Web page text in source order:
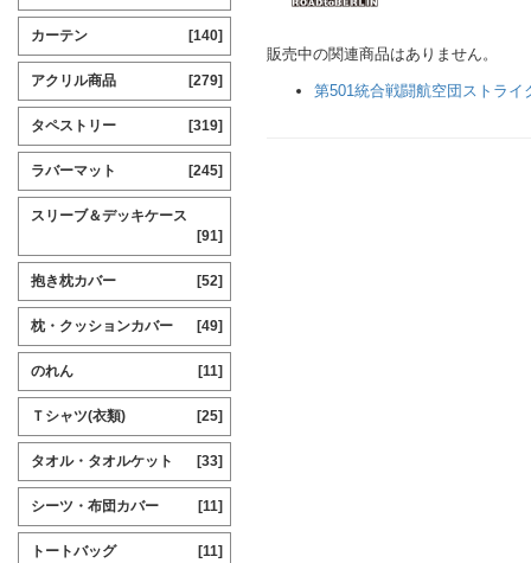
販売中の関連商品はありません。
第501統合戦闘航空団ストラ
カーテン [140]
アクリル商品 [279]
タペストリー [319]
ラバーマット [245]
スリーブ＆デッキケース
[91]
抱き枕カバー [52]
枕・クッションカバー [49]
のれん [11]
Ｔシャツ(衣類) [25]
タオル・タオルケット [33]
シーツ・布団カバー [11]
トートバッグ [11]